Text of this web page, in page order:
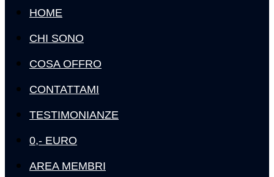
HOME
CHI SONO
COSA OFFRO
CONTATTAMI
TESTIMONIANZE
0,- EURO
AREA MEMBRI